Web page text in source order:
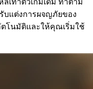
บแต่งการผจญภัยของ
โนมัติและให้คุณเริ่มใช้